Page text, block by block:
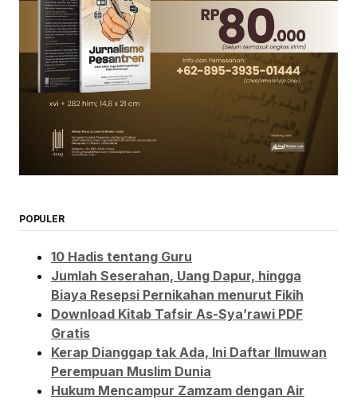
POPULER
10 Hadis tentang Guru
Jumlah Seserahan, Uang Dapur, hingga
Biaya Resepsi Pernikahan menurut Fikih
Download Kitab Tafsir As-Sya’rawi PDF
Gratis
Kerap Dianggap tak Ada, Ini Daftar Ilmuwan
Perempuan Muslim Dunia
Hukum Mencampur Zamzam dengan Air